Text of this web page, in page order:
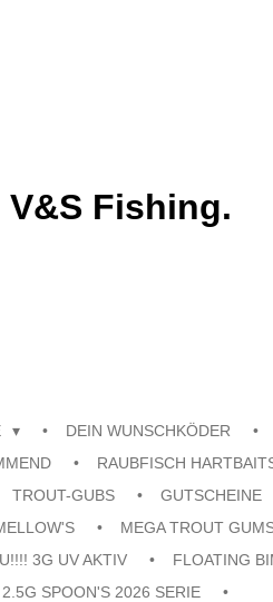
Fishing.
DEIN WUNSCHKÖDER
RAUBFISCH
TROUT-GUBS
GUTSCHEINE
MEGA TROUT
3G UV AKTIV
FLOATING
SPOON'S 2026 SERIE